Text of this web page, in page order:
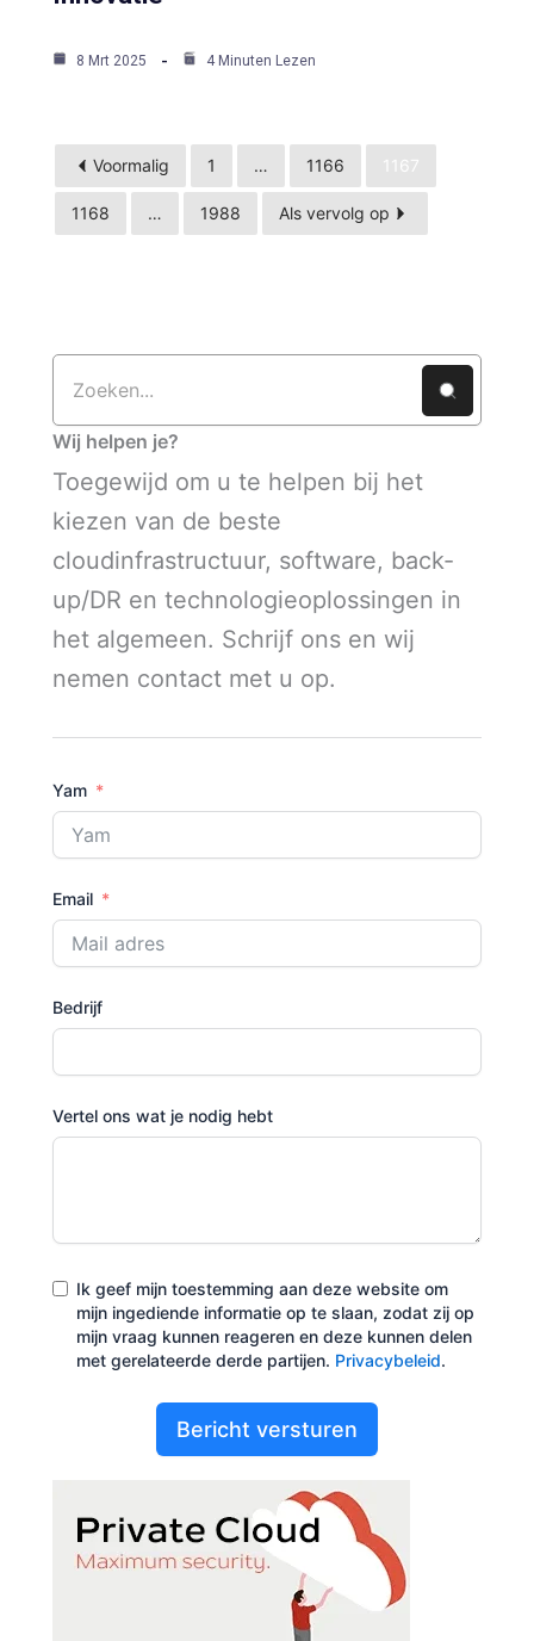
8 Mrt 2025 4 Minuten Lezen
Voormalig 1 … 1166 1167
1168 … 1988 Als vervolg op
Wij helpen je?
Toegewijd om u te helpen bij het
kiezen van de beste
cloudinfrastructuur, software, back-
up/DR en technologieoplossingen in
het algemeen. Schrijf ons en wij
nemen contact met u op.
Yam
Email
Bedrijf
Vertel ons wat je nodig hebt
Ik geef mijn toestemming aan deze website om
mijn ingediende informatie op te slaan, zodat zij op
mijn vraag kunnen reageren en deze kunnen delen
met gerelateerde derde partijen. Privacybeleid.
Bericht versturen